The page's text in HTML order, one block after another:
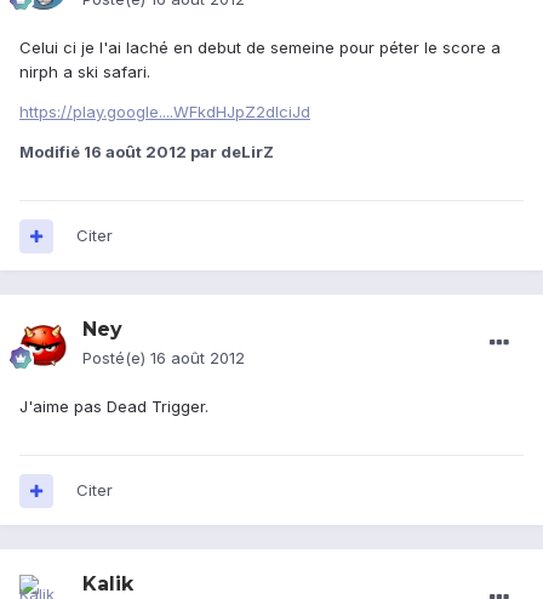
Celui ci je l'ai laché en debut de semeine pour péter le score a
nirph a ski safari.
https://play.google....WFkdHJpZ2dlciJd
Modifié 16 août 2012 par deLirZ
Citer
Ney
Posté(e) 16 août 2012
J'aime pas Dead Trigger.
Citer
Kalik